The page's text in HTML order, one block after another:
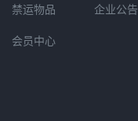
禁运物品
会员中心
企业公告